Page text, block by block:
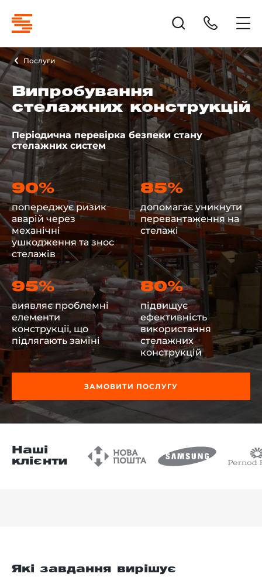
Послуги
Випробування
стелажних конструкцій
Періодична перевірка безпеки стану
стелажних систем
90%
попереджує ризик
аварій через
механічні
ушкодження та знос
стелажів
85%
допомагає уникнути
перевантаження на
стелажі
95%
виявляє проблемні
елементи
конструкції, що
підлягають заміні
80%
підвищує
ефективність
використання
стелажних
конструкцій
ЗАМОВИТИ ПОСЛУГУ
Наші
клієнти
Які завдання вирішує
поверх